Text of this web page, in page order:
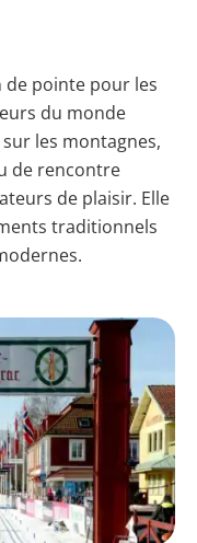
de pointe pour les
du monde
les montagnes,
de rencontre
de plaisir. Elle
traditionnels